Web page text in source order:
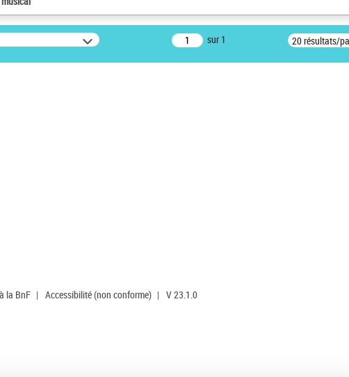
sur 1 20 résultats/
la BnF | Accessibilité (non conforme) | V 23.1.0